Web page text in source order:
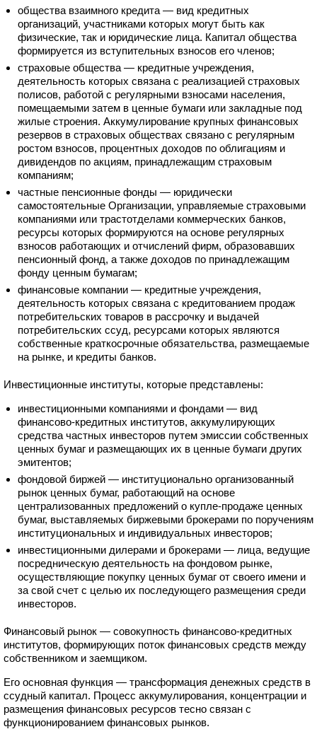
общества взаимного кредита — вид кредитных
организаций, участниками которых могут быть как
физические, так и юридические лица. Капитал общества
формируется из вступительных взносов его членов;
страховые общества — кредитные учреждения,
деятельность которых связана с реализацией страховых
полисов, работой с регулярными взносами населения,
помещаемыми затем в ценные бумаги или закладные под
жилые строения. Аккумулирование крупных финансовых
резервов в страховых обществах связано с регулярным
ростом взносов, процентных доходов по облигациям и
дивидендов по акциям, принадлежащим страховым
компаниям;
частные пенсионные фонды — юридически
самостоятельные Организации, управляемые страховыми
компаниями или трастотделами коммерческих банков,
ресурсы которых формируются на основе регулярных
взносов работающих и отчислений фирм, образовавших
пенсионный фонд, а также доходов по принадлежащим
фонду ценным бумагам;
финансовые компании — кредитные учреждения,
деятельность которых связана с кредитованием продаж
потребительских товаров в рассрочку и выдачей
потребительских ссуд, ресурсами которых являются
собственные краткосрочные обязательства, размещаемые
на рынке, и кредиты банков.
Инвестиционные институты, которые представлены:
инвестиционными компаниями и фондами — вид
финансово-кредитных институтов, аккумулирующих
средства частных инвесторов путем эмиссии собственных
ценных бумаг и размещающих их в ценные бумаги других
эмитентов;
фондовой биржей — институционально организованный
рынок ценных бумаг, работающий на основе
централизованных предложений о купле-продаже ценных
бумаг, выставляемых биржевыми брокерами по поручениям
институциональных и индивидуальных инвесторов;
инвестиционными дилерами и брокерами — лица, ведущие
посредническую деятельность на фондовом рынке,
осуществляющие покупку ценных бумаг от своего имени и
за свой счет с целью их последующего размещения среди
инвесторов.
Финансовый рынок — совокупность финансово-кредитных
институтов, формирующих поток финансовых средств между
собственником и заемщиком.
Его основная функция — трансформация денежных средств в
ссудный капитал. Процесс аккумулирования, концентрации и
размещения финансовых ресурсов тесно связан с
функционированием финансовых рынков.